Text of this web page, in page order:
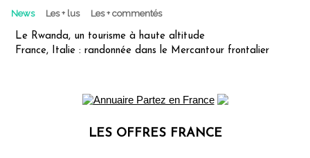
News Les + lus Les + commentés
Le Rwanda, un tourisme à haute altitude
France, Italie : randonnée dans le Mercantour frontalier
LES OFFRES FRANCE